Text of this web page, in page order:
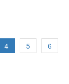
4 5
6